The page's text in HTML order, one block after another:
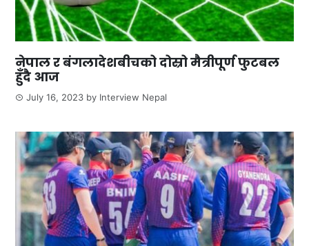
नेपाल र बंगलादेशबीचको दोस्रो मैत्रीपूर्ण फुटबल
हुँदै आज
July 16, 2023 by Interview Nepal